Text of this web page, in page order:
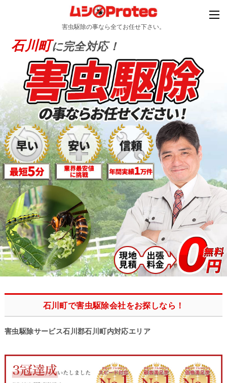
害虫駆除の事なら全てお任せ下さい。
石川町に完全対応！
石川町で害虫駆除会社をお探しなら！
害虫駆除サービス石川郡石川町内対応エリア